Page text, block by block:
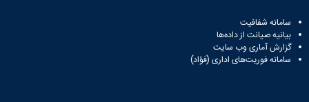
سامانه شفافیت
بیانیه صیانت از داده‌ها
گزارش آماری وب‌ سایت
سامانه فوریت‌های اداری (فؤاد)